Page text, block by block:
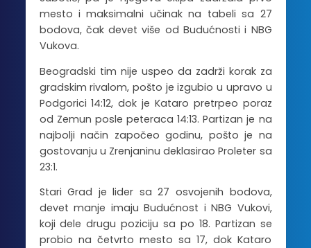
mesto i maksimalni učinak na tabeli sa 27
bodova, čak devet više od Budućnosti i NBG
Vukova.
Beogradski tim nije uspeo da zadrži korak za
gradskim rivalom, pošto je izgubio u upravo u
Podgorici 14:12, dok je Kataro pretrpeo poraz
od Zemun posle peteraca 14:13. Partizan je na
najbolji način započeo godinu, pošto je na
gostovanju u Zrenjaninu deklasirao Proleter sa
23:1.
Stari Grad je lider sa 27 osvojenih bodova,
devet manje imaju Budućnost i NBG Vukovi,
koji dele drugu poziciju sa po 18. Partizan se
probio na četvrto mesto sa 17, dok Kataro